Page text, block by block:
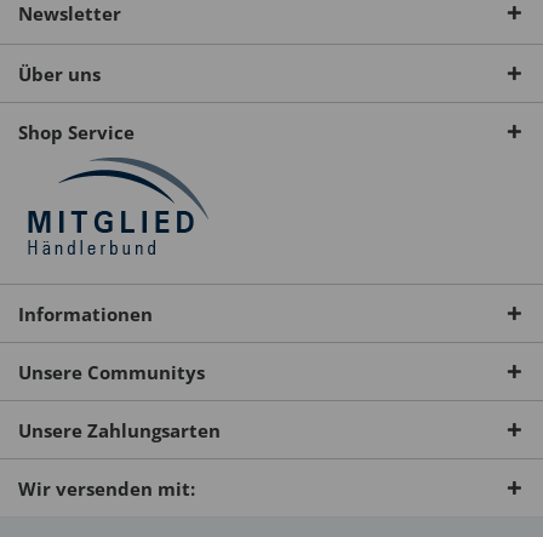
Newsletter
Über uns
Shop Service
Informationen
Unsere Communitys
Unsere Zahlungsarten
Wir versenden mit: